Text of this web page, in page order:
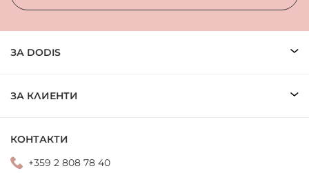
ЗА DODIS
ЗА КЛИЕНТИ
КОНТАКТИ
+359 2 808 78 40